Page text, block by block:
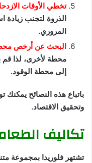
تخطي الأوقات
الذروة لتجنب زيادة
المروري.
البحث عن أرخص
محطة لأخرى، لذا قم
إلى محطة الوقود.
باتباع هذه النصائح يمكنك
وتحقيق الاقتصاد.
تكاليف
تشتهر فلوريدا بمجموعة